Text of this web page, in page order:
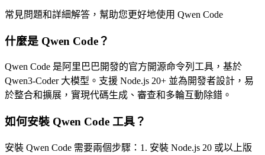
常見問題和詳細解答，幫助您更好地使用 Qwen Code
什麼是 Qwen Code？
Qwen Code 是阿里巴巴開發的官方開源命令列工具，基於
Qwen3-Coder 大模型。支援 Node.js 20+ 並為開發者設計，易
於整合和擴展，實現代碼生成、審查和多輪互動除錯。
如何安裝 Qwen Code 工具？
安裝 Qwen Code 需要兩個步驟：1. 安裝 Node.js 20 或以上版